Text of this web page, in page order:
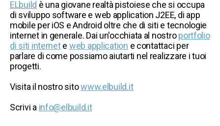
ELbuild è una giovane realtà pistoiese che si occupa
di sviluppo software e web application J2EE, di app
mobile per iOS e Android oltre che di siti e tecnologie
internet in generale. Dai un'occhiata al nostroportfolio
di siti internete web application e contattaci per
parlare di come possiamo aiutarti nel realizzare i tuoi
progetti.
Visita il nostro sitowww.elbuild.it
Scrivi a info@elbuild.it